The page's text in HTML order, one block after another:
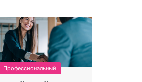
Профессиональный